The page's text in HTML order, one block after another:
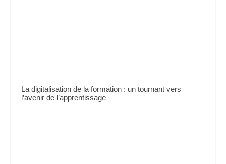
La digitalisation de la formation : un tournant vers
l’avenir de l’apprentissage